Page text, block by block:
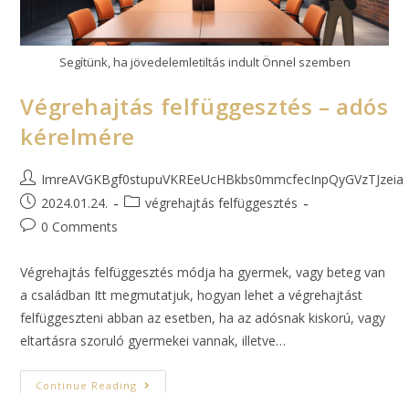
Segítünk, ha jövedelemletiltás indult Önnel szemben
Végrehajtás felfüggesztés – adós
kérelmére
ImreAVGKBgf0stupuVKREeUcHBkbs0mmcfecInpQyGVzTJzeia
2024.01.24.
végrehajtás felfüggesztés
0 Comments
Végrehajtás felfüggesztés módja ha gyermek, vagy beteg van
a családban Itt megmutatjuk, hogyan lehet a végrehajtást
felfüggeszteni abban az esetben, ha az adósnak kiskorú, vagy
eltartásra szoruló gyermekei vannak, illetve…
Continue Reading